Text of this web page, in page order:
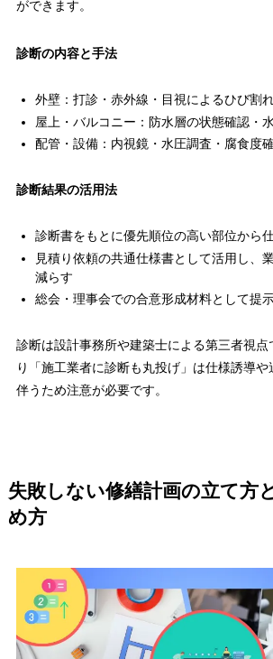
ができます。
診断の内容と手法
外壁：打診・赤外線・目視によるひび割
屋上・バルコニー：防水層の状態確認・
配管・設備：内視鏡・水圧調査・腐食度
診断結果の活用法
診断書をもとに優先順位の高い部位から
見積り依頼の共通仕様書として活用し、
減らす
総会・理事会での合意形成材料として提
診断は設計事務所や建築士による第三者視点
り「施工業者に診断も丸投げ」は仕様誘導
伴うため注意が必要です。
失敗しない修繕計画の立て方
め方